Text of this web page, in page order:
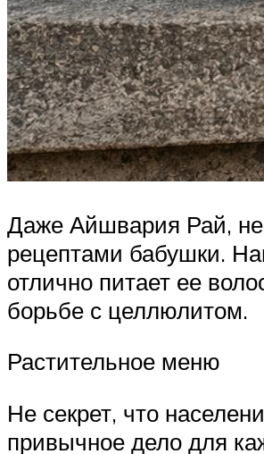
Даже Айшвария Рай,
рецептами бабушки.
отлично питает ее
борьбе с целлюлитом.
Растительное меню
Не секрет, что
привычное дело для